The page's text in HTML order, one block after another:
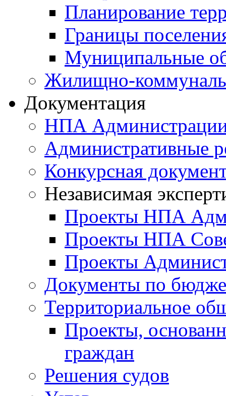
Планирование
Границы
Муниципальные
Жилищно-
Документация
НПА
Административные
Конкурсная
Независимая
Проекты НПА
Проекты НПА
Проекты
Документы по
Территориальное
Проекты,
граждан
Решения судов